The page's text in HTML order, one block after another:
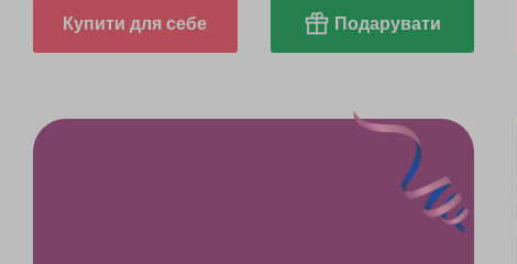
Купити для себе Подарувати